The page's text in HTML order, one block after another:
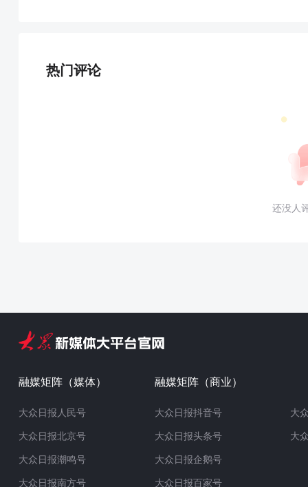
热门评论
还没人
融媒矩阵（媒体）
大众日报人民号
大众日报北京号
大众日报潮鸣号
大众日报南方号
融媒矩阵（商业）
大众日报抖音号
大众日报头条号
大众日报企鹅号
大众日报百家号
大
大